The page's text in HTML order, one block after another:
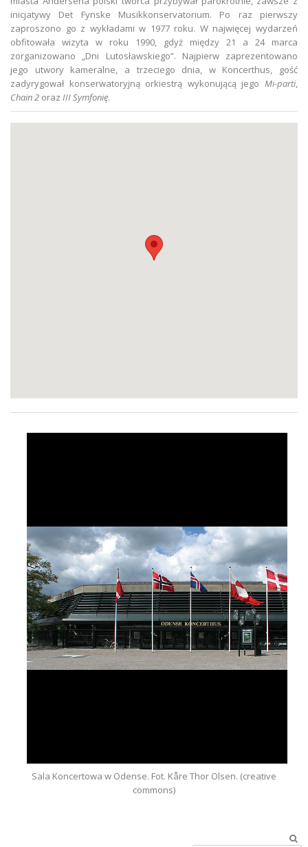
inicjatywy Det Fynske Musikkonservatorium. Po raz pierwszy
zaproszono go z wykładami w 1977 roku. W najwięcej wydarzeń
obfitowała wizyta w roku 1990, gdyż między 21 a 24 marca
zorganizowano „Dni Lutosławskiego”. Najpierw zaprezentowano
jego utwory kameralne, a trzeciego dnia, w Koncerthus, gość
zadyrygował konserwatoryjną orkiestrą wykonującą jego Mi-parti,
Chain 2 oraz III Symfonię.
Sala Koncertowa w Odense. Fot. Kåre Thor Olsen. (creative
commons)